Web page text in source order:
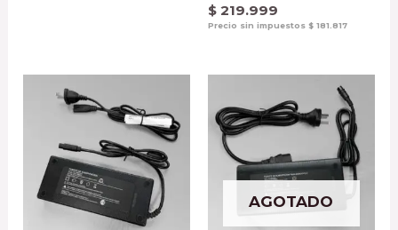
$ 219.999
Precio sin impuestos $ 181.817
AGOTADO